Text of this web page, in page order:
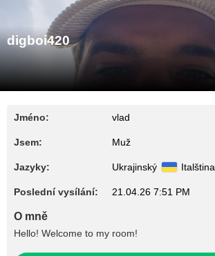
digboi420
Jméno: vlad
Jsem: Muž
Jazyky: Ukrajinský Italština
Poslední vysílání: 21.04.26 7:51 PM
O mně
Hello! Welcome to my room!